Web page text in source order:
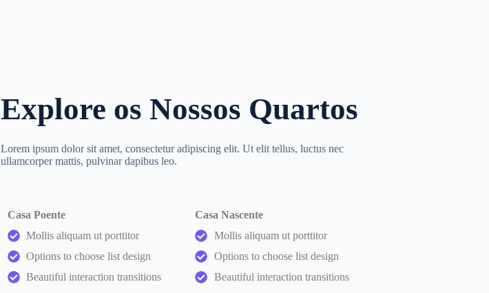
Explore os Nossos Quartos
Lorem ipsum dolor sit amet, consectetur adipiscing elit. Ut elit tellus, luctus nec
ullamcorper mattis, pulvinar dapibus leo.
Casa Poente
Mollis aliquam ut porttitor
Options to choose list design
Beautiful interaction transitions
Casa Nascente
Mollis aliquam ut porttitor
Options to choose list design
Beautiful interaction transitions